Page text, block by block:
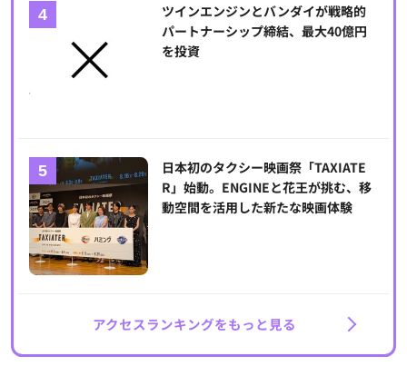
ツインエンジンとバンダイが戦略的
パートナーシップ締結、最大40億円
を投資
日本初のタクシー映画祭「TAXIATE
R」始動。ENGINEと花王が挑む、移
動空間を活用した新たな映画体験
アクセスランキングをもっと見る